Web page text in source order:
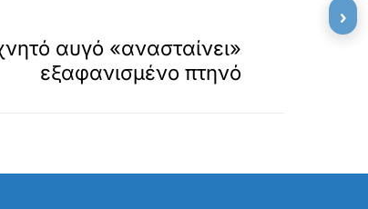
αυγό «ανασταίνει»
εξαφανισμένο πτηνό
›